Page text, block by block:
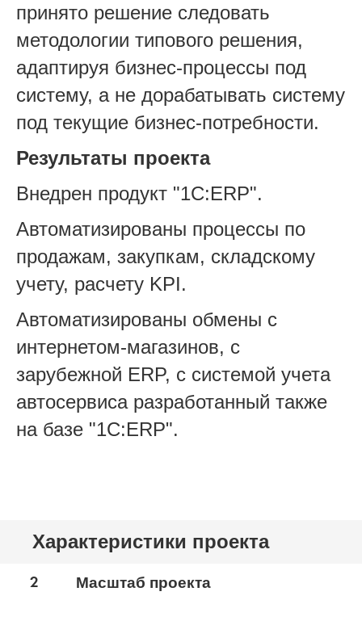
принято решение следовать
методологии типового решения,
адаптируя бизнес-процессы под
систему, а не дорабатывать систему
под текущие бизнес-потребности.
Результаты проекта
Внедрен продукт "1С:ERP".
Автоматизированы процессы по
продажам, закупкам, складскому
учету, расчету KPI.
Автоматизированы обмены с
интернетом-магазинов, с
зарубежной ERP, c системой учета
автосервиса разработанный также
на базе "1С:ERP".
Характеристики проекта
2 Масштаб проекта